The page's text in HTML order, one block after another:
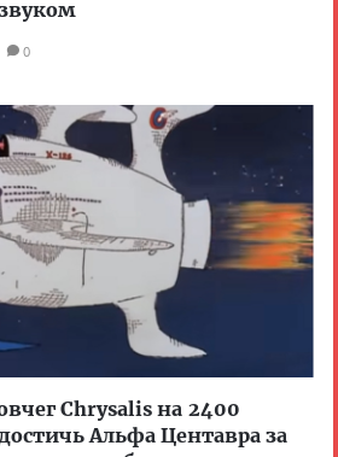
0
Chrysalis на 2400
Альфа Центавра за